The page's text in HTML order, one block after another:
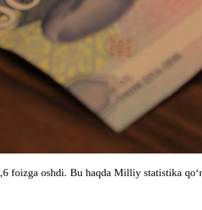
foizga oshdi. Bu haqda Milliy statistika